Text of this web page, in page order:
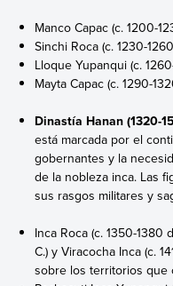
Manco Capac (c. 1200-
Sinchi Roca (c. 1230-
Lloque Yupanqui (c.
Mayta Capac (c. 1290-
Dinastía Hanan (1320-
está marcada por el
gobernantes y la
de la nobleza inca. Las
sus rasgos militares y
Inca Roca (c. 1350-1380
C.) y Viracocha Inca (c.
sobre los territorios que